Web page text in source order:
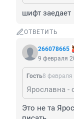
шифт заедает
ОТВЕТИТЬ
266078665
9 февраля
Гость8 февраля
Ярославна -
Это не та